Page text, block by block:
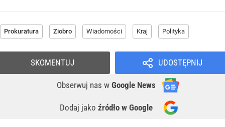
Prokuratura Ziobro Wiadomości Kraj Polityka
UDOSTĘPNIJ
Obserwuj nas w Google News
Dodaj jako źródło w Google
SKOMENTUJ